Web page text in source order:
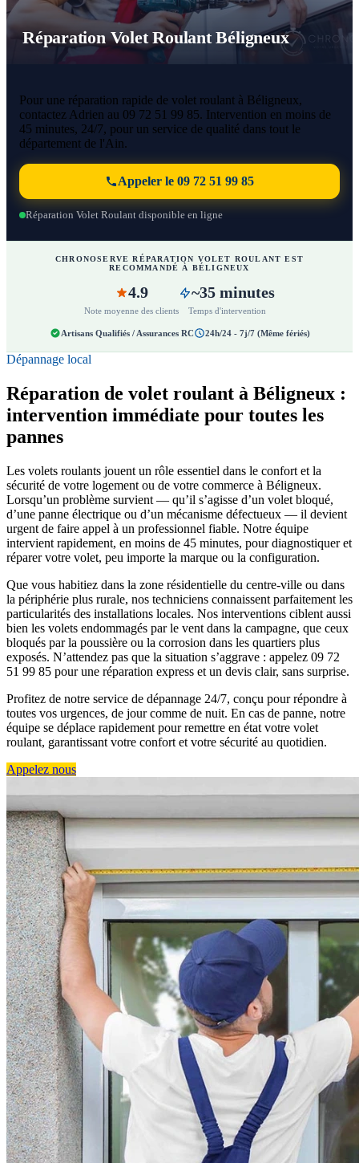
Réparation Volet Roulant Béligneux
Pour une réparation rapide de volet roulant à Béligneux,
contactez Adrien au 09 72 51 99 85. Intervention en moins de
45 minutes, 24/7, pour un service de qualité dans tout le
département de l'Ain.
Appeler le 09 72 51 99 85
Réparation Volet Roulant disponible en ligne
CHRONOSERVE RÉPARATION VOLET ROULANT EST
RECOMMANDÉ À BÉLIGNEUX
4.9
Note moyenne des clients
~35 minutes
Temps d'intervention
Artisans Qualifiés / Assurances RC 24h/24 - 7j/7 (Même fériés)
Dépannage local
Réparation de volet roulant à Béligneux :
intervention immédiate pour toutes les
pannes
Les volets roulants jouent un rôle essentiel dans le confort et la
sécurité de votre logement ou de votre commerce à Béligneux.
Lorsqu’un problème survient — qu’il s’agisse d’un volet bloqué,
d’une panne électrique ou d’un mécanisme défectueux — il devient
urgent de faire appel à un professionnel fiable. Notre équipe
intervient rapidement, en moins de 45 minutes, pour diagnostiquer et
réparer votre volet, peu importe la marque ou la configuration.
Que vous habitiez dans la zone résidentielle du centre-ville ou dans
la périphérie plus rurale, nos techniciens connaissent parfaitement les
particularités des installations locales. Nos interventions ciblent aussi
bien les volets endommagés par le vent dans la campagne, que ceux
bloqués par la poussière ou la corrosion dans les quartiers plus
exposés. N’attendez pas que la situation s’aggrave : appelez 09 72
51 99 85 pour une réparation express et un devis clair, sans surprise.
Profitez de notre service de dépannage 24/7, conçu pour répondre à
toutes vos urgences, de jour comme de nuit. En cas de panne, notre
équipe se déplace rapidement pour remettre en état votre volet
roulant, garantissant votre confort et votre sécurité au quotidien.
Appelez nous